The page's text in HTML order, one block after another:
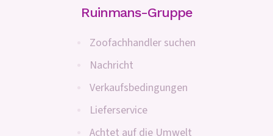
Ruinmans-Gruppe
Zoofachhandler suchen
Nachricht
Verkaufsbedingungen
Lieferservice
Achtet auf die Umwelt